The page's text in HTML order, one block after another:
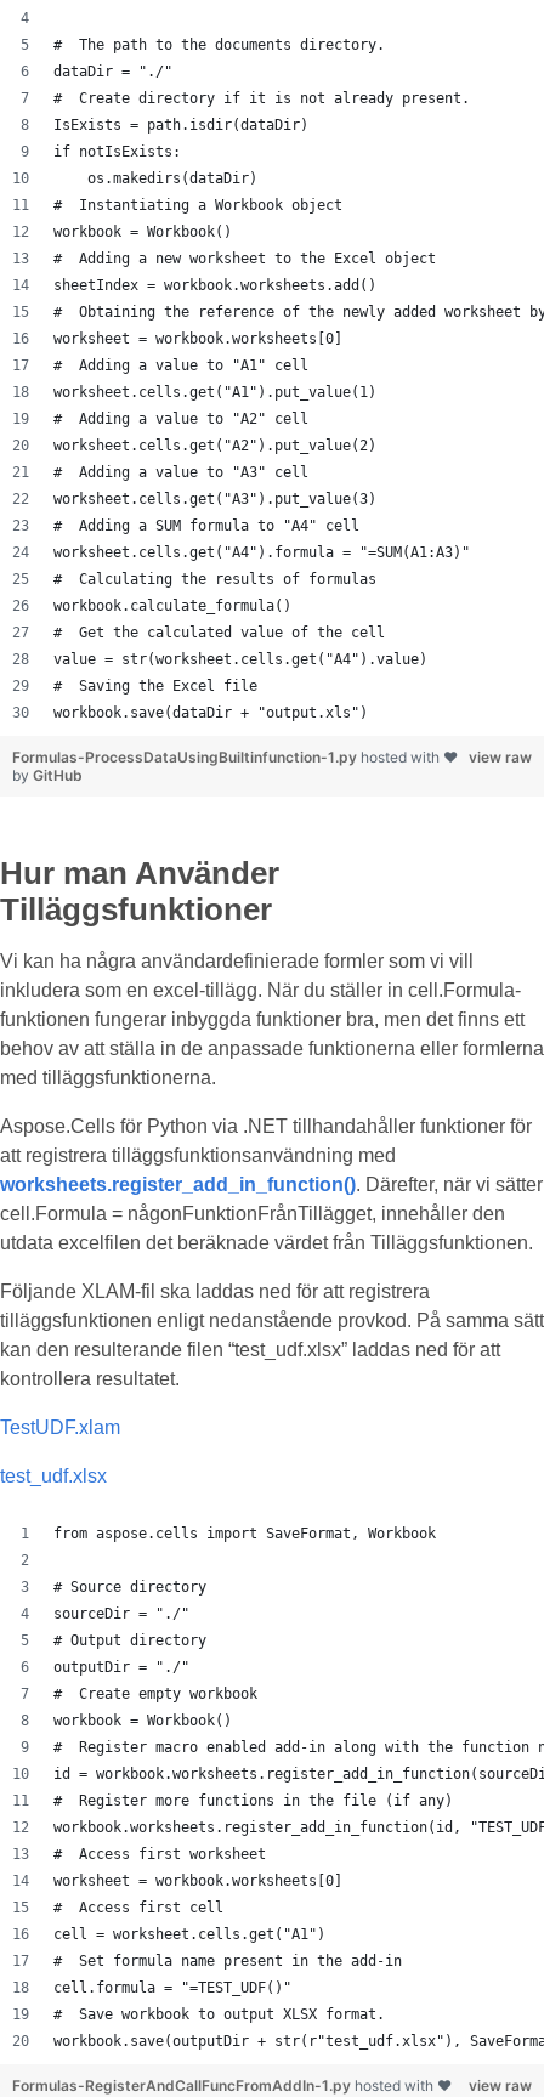
#  The path to the documents directory.
dataDir = "./"
#  Create directory if it is not already present.
IsExists = path.isdir(dataDir)
if notIsExists:
    os.makedirs(dataDir)
#  Instantiating a Workbook object
workbook = Workbook()
#  Adding a new worksheet to the Excel object
sheetIndex = workbook.worksheets.add()
#  Obtaining the reference of the newly added worksheet
worksheet = workbook.worksheets[0]
#  Adding a value to "A1" cell
worksheet.cells.get("A1").put_value(1)
#  Adding a value to "A2" cell
worksheet.cells.get("A2").put_value(2)
#  Adding a value to "A3" cell
worksheet.cells.get("A3").put_value(3)
#  Adding a SUM formula to "A4" cell
worksheet.cells.get("A4").formula = "=SUM(A1:A3)"
#  Calculating the results of formulas
workbook.calculate_formula()
#  Get the calculated value of the cell
value = str(worksheet.cells.get("A4").value)
#  Saving the Excel file
workbook.save(dataDir + "output.xls")
view raw
Formulas-ProcessDataUsingBuiltinfunction-1.py hosted with ❤
by GitHub
Hur man Använder
Tilläggsfunktioner
Vi kan ha några användardefinierade formler som vi vill
inkludera som en excel-tillägg. När du ställer in cell.Formula-
funktionen fungerar inbyggda funktioner bra, men det finns ett
behov av att ställa in de anpassade funktionerna eller formlerna
med tilläggsfunktionerna.
Aspose.Cells för Python via .NET tillhandahåller funktioner för
att registrera tilläggsfunktionsanvändning med
worksheets.register_add_in_function(). Därefter, när vi sätter
cell.Formula = någonFunktionFrånTillägget, innehåller den
utdata excelfilen det beräknade värdet från Tilläggsfunktionen.
Följande XLAM-fil ska laddas ned för att registrera
tilläggsfunktionen enligt nedanstående provkod. På samma sätt
kan den resulterande filen “test_udf.xlsx” laddas ned för att
kontrollera resultatet.
TestUDF.xlam
test_udf.xlsx
from aspose.cells import SaveFormat, Workbook
# Source directory
sourceDir = "./"
# Output directory
outputDir = "./"
#  Create empty workbook
workbook = Workbook()
#  Register macro enabled add-in along with the function
id =
#  Register more functions in the file (if any)
workbook.worksheets.register_add_in_function(id,
#  Access first worksheet
worksheet = workbook.worksheets[0]
#  Access first cell
cell = worksheet.cells.get("A1")
#  Set formula name present in the add-in
cell.formula = "=TEST_UDF()"
#  Save workbook to output XLSX format.
workbook.save(outputDir + str(r"test_udf.xlsx"),
view raw
Formulas-RegisterAndCallFuncFromAddIn-1.py hosted with ❤